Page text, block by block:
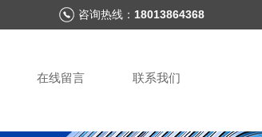
咨询热线： 18013864368
在线留言 联系我们